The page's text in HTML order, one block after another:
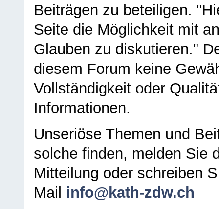
Beiträgen zu beteiligen.
Seite die Möglichkeit mit
Glauben zu diskutieren."
diesem Forum keine
Vollständigkeit oder
Informationen.
Unseriöse Themen und
solche finden, melden Sie
Mitteilung oder schreiben
Mail info@kath-zdw.ch